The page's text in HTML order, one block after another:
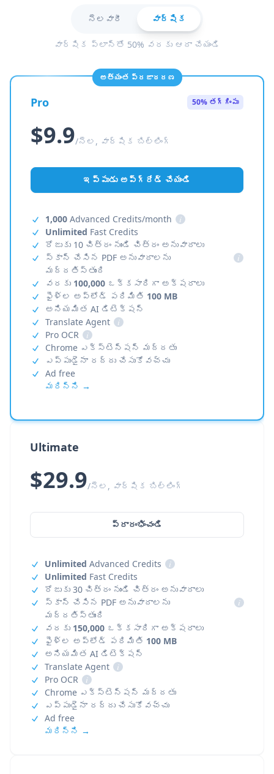
నెలవారీ వార్షిక
వార్షిక ప్లాన్‌తో 50% వరకు ఆదా చేయండి
అత్యంత ప్రజాదరణ
Pro 50% తగ్గింపు
$9.9/నెల, వార్షిక బిల్లింగ్
ఇప్పుడు అప్‌గ్రేడ్ చేయండి
1,000 Advanced Credits/month
i
Unlimited Fast Credits
రోజుకు 10 చిత్రం నుండి చిత్రం అనువాదాలు
స్కాన్ చేసిన PDF అనువాదాలను
మద్దతిస్తుంది
i
వరకు 100,000 ఒక్కసారిగా అక్షరాలు
ఫైళ్ల అప్‌లోడ్ పరిమితి 100 MB
అనియమిత AI డిటెక్షన్
Translate Agent
i
Pro OCR
i
Chrome ఎక్స్‌టెన్షన్ మద్దతు
ఎప్పుడైనా రద్దు చేసుకోవచ్చు
Ad free
మరిన్ని →
Ultimate
$29.9/నెల, వార్షిక బిల్లింగ్
ప్రారంభించండి
Unlimited Advanced Credits
i
Unlimited Fast Credits
రోజుకు 30 చిత్రం నుండి చిత్రం అనువాదాలు
స్కాన్ చేసిన PDF అనువాదాలను
మద్దతిస్తుంది
i
వరకు 150,000 ఒక్కసారిగా అక్షరాలు
ఫైళ్ల అప్‌లోడ్ పరిమితి 100 MB
అనియమిత AI డిటెక్షన్
Translate Agent
i
Pro OCR
i
Chrome ఎక్స్‌టెన్షన్ మద్దతు
ఎప్పుడైనా రద్దు చేసుకోవచ్చు
Ad free
మరిన్ని →